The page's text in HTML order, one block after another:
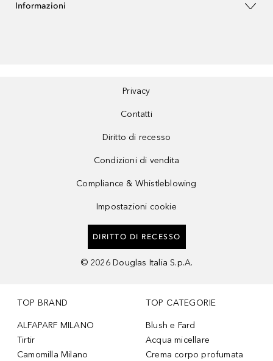
Informazioni
Privacy
Contatti
Diritto di recesso
Condizioni di vendita
Compliance & Whistleblowing
Impostazioni cookie
DIRITTO DI RECESSO
© 2026 Douglas Italia S.p.A.
TOP BRAND
ALFAPARF MILANO
Tirtir
Camomilla Milano
TOP CATEGORIE
Blush e Fard
Acqua micellare
Crema corpo profumata